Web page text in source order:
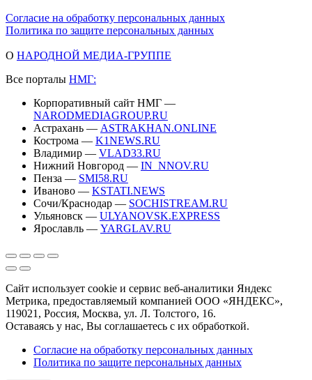
Согласие на обработку персональных данных
Политика по защите персональных данных
О НАРОДНОЙ МЕДИА-ГРУППЕ
Все порталы НМГ:
Корпоративный сайт НМГ —
NARODMEDIAGROUP.RU
Астрахань — ASTRAKHAN.ONLINE
Кострома — K1NEWS.RU
Владимир — VLAD33.RU
Нижний Новгород — IN_NNOV.RU
Пенза — SMI58.RU
Иваново — KSTATI.NEWS
Сочи/Краснодар — SOCHISTREAM.RU
Ульяновск — ULYANOVSK.EXPRESS
Ярославль — YARGLAV.RU
Сайт использует cookie и сервис веб-аналитики Яндекс
Метрика, предоставляемый компанией ООО «ЯНДЕКС»,
119021, Россия, Москва, ул. Л. Толстого, 16.
Оставаясь у нас, Вы соглашаетесь с их обработкой.
Согласие на обработку персональных данных
Политика по защите персональных данных